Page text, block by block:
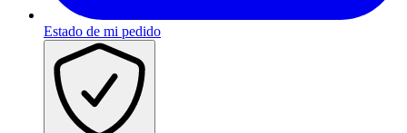
Estado de mi pedido